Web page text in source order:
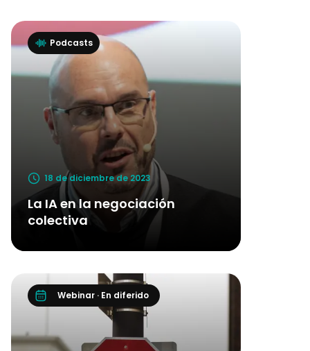
Podcasts
18 de diciembre de 2023
La IA en la negociación
colectiva
Webinar · En diferido